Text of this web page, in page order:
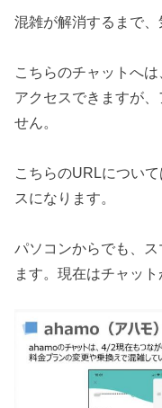
混雑が解消するまで、
こちらのチャットへ
アクセスできますが
せん。
こちらのURLについ
スになります。
パソコンからでも、
ます。現在はチャット